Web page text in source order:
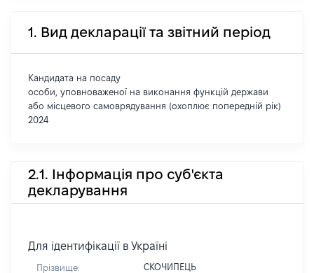
1. Вид декларації та звітний період
Кандидата на посаду
особи, уповноваженої на виконання функцій держави
або місцевого самоврядування (охоплює попередній рік)
2024
2.1. Інформація про суб'єкта
декларування
Для ідентифікації в Україні
Прізвище: СКОЧИПЕЦЬ